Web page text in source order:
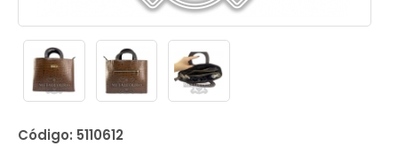
Código: 5110612